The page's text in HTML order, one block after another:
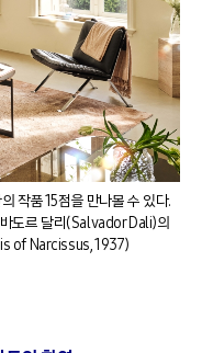
작품 15점을 만나볼 수 있다.
도르 달리(Salvador Dali)의
of Narcissus, 1937)